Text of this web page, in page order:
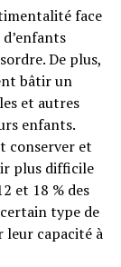
face
De plus,
bâtir un
et autres
enfants.
conserver et
plus difficile
et 18 % des
type de
leur capacité à